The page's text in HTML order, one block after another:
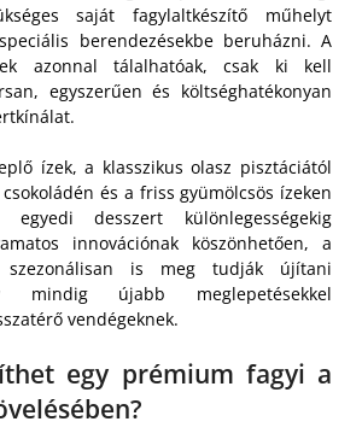
saját fagylaltkészítő műhelyt
berendezésekbe beruházni. A
azonnal tálalhatóak, csak ki kell
egyszerűen és költséghatékonyan
ízek, a klasszikus olasz pisztáciától
és a friss gyümölcsös ízeken
desszert különlegességekig
innovációnak köszönhetően, a
szezonálisan is meg tudják újítani
mindig újabb meglepetésekkel
vendégeknek.
egy prémium fagyi a